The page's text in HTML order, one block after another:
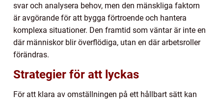
svar och analysera behov, men den mänskliga faktorn
är avgörande för att bygga förtroende och hantera
komplexa situationer. Den framtid som väntar är inte en
där människor blir överflödiga, utan en där arbetsroller
förändras.
Strategier för att lyckas
För att klara av omställningen på ett hållbart sätt kan